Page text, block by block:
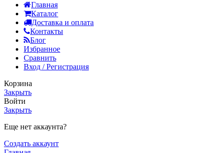
Главная
Каталог
Доставка и оплата
Контакты
Блог
Избранное
Сравнить
Вход / Регистрация
Корзина
Закрыть
Войти
Закрыть
Еще нет аккаунта?
Создать аккаунт